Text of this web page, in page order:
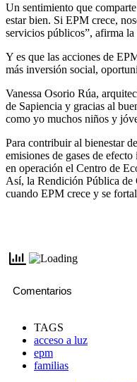
Un sentimiento que
estar bien. Si EPM crece,
servicios públicos”, afirma la
Y es que las acciones de
más inversión social,
Vanessa Osorio Rúa,
de Sapiencia y gracias al
como yo muchos niños y
Para contribuir al bienestar
emisiones de gases de
en operación el Centro de
Así, la Rendición Pública de
cuando EPM crece y se
Comentarios
TAGS
acceso a luz
epm
familias